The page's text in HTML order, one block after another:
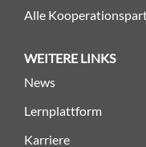
Alle
WEITERE LINKS
News
Lernplattform
Karriere